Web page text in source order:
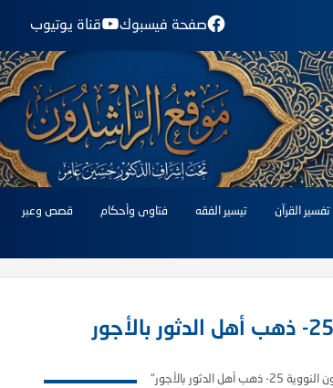
صفحة فيسبوك قناة يوتيوب
تفسير القرآن تيسير الفقه فتاوى وأحكام قصص وعبر
أهل الدثور بالأجور"